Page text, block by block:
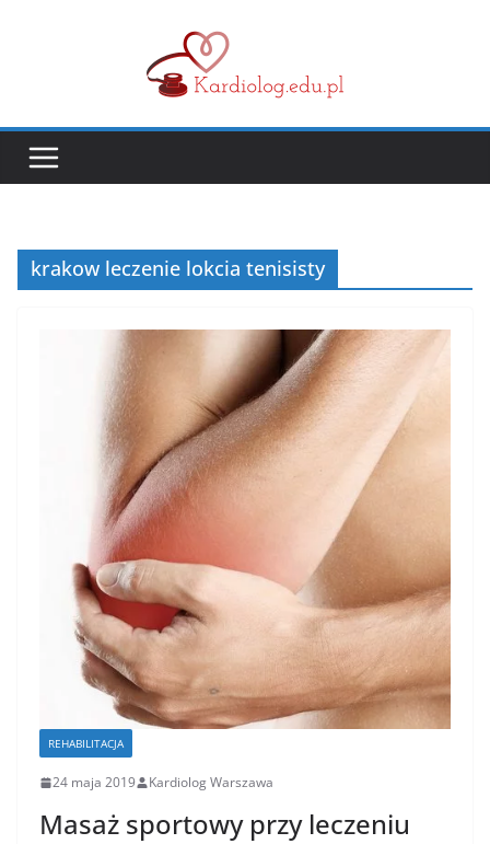
krakow leczenie lokcia tenisisty
REHABILITACJA
24 maja 2019 Kardiolog Warszawa
Masaż sportowy przy leczeniu